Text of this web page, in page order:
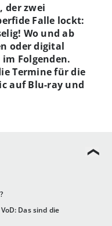
Das sind die
der zwei
Falle lockt:
Wo und ab
oder digital
Folgenden.
Termine für die
auf Blu-ray und